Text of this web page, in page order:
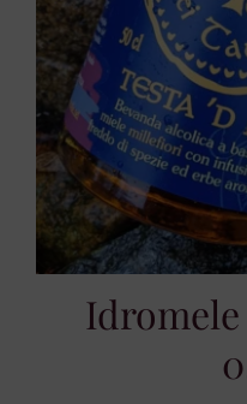
Idromele